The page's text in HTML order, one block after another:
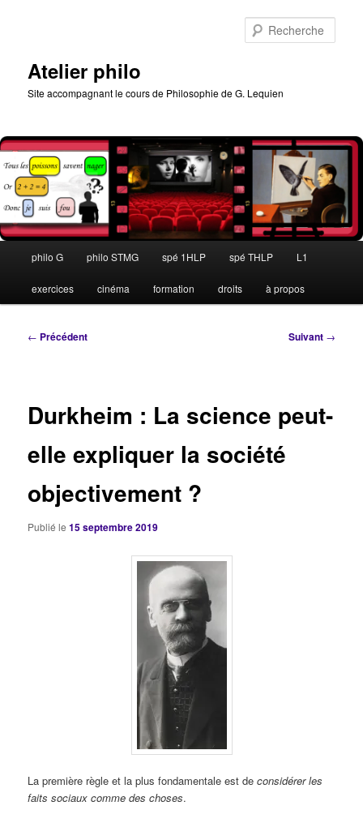
Atelier philo
Site accompagnant le cours de Philosophie de G. Lequien
principal
philo G philo STMG spé 1HLP spé THLP L1
exercices cinéma formation droits à propos
Navigation
← Précédent Suivant →
Durkheim : La science peut-
elle expliquer la société
objectivement ?
Publié le15 septembre 2019
La première règle et la plus fondamentale est deconsidérer les
faits sociaux comme des choses.